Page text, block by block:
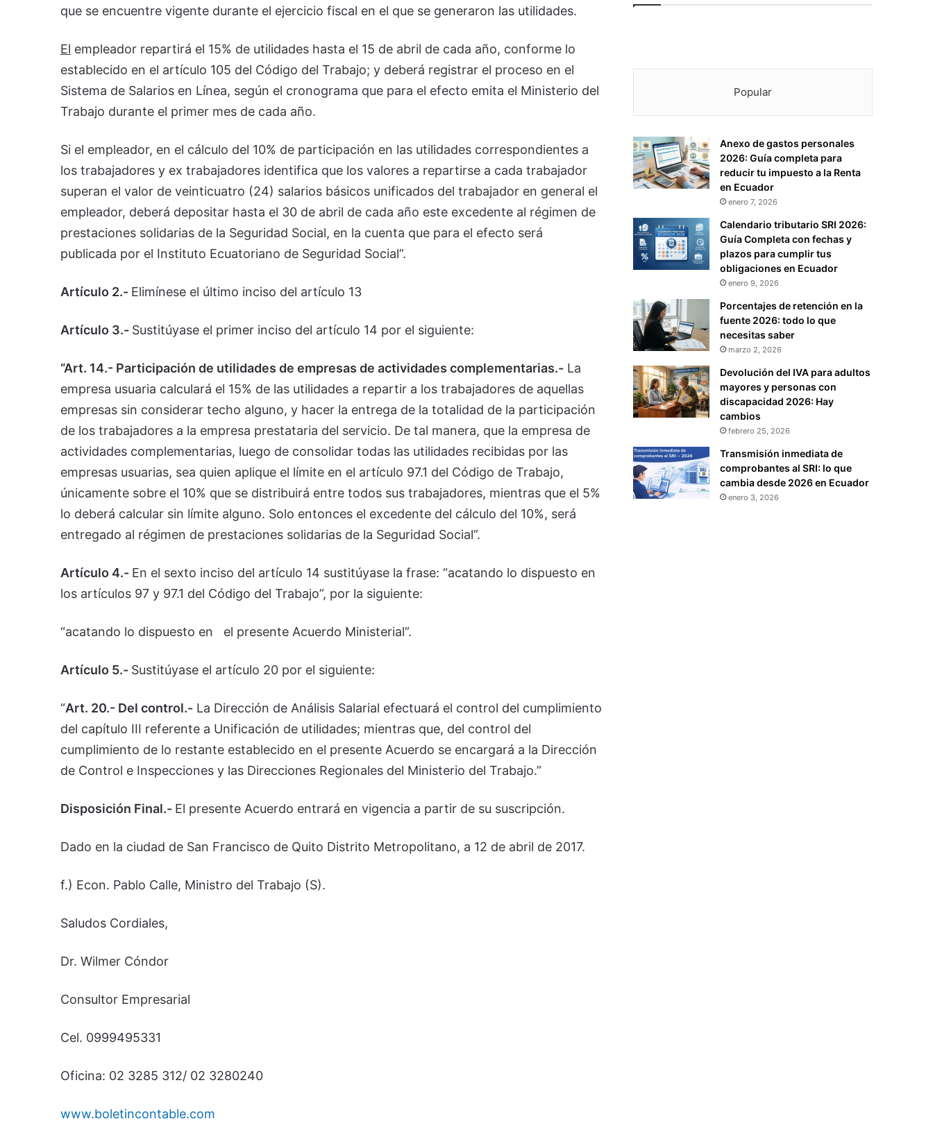
que se encuentre vigente durante el ejercicio fiscal en el que se generaron las utilidades.
El empleador repartirá el 15% de utilidades hasta el 15 de abril de cada año, conforme lo
establecido en el artículo 105 del Código del Trabajo; y deberá registrar el proceso en el
Sistema de Salarios en Línea, según el cronograma que para el efecto emita el Ministerio del
Trabajo durante el primer mes de cada año.
Si el empleador, en el cálculo del 10% de participación en las utilidades correspondientes a
los trabajadores y ex trabajadores identifica que los valores a repartirse a cada trabajador
superan el valor de veinticuatro (24) salarios básicos unificados del trabajador en general el
empleador, deberá depositar hasta el 30 de abril de cada año este excedente al régimen de
prestaciones solidarias de la Seguridad Social, en la cuenta que para el efecto será
publicada por el Instituto Ecuatoriano de Seguridad Social”.
Artículo 2.- Elimínese el último inciso del artículo 13
Artículo 3.- Sustitúyase el primer inciso del artículo 14 por el siguiente:
“Art. 14.- Participación de utilidades de empresas de actividades complementarias.- La
empresa usuaria calculará el 15% de las utilidades a repartir a los trabajadores de aquellas
empresas sin considerar techo alguno, y hacer la entrega de la totalidad de la participación
de los trabajadores a la empresa prestataria del servicio. De tal manera, que la empresa de
actividades complementarias, luego de consolidar todas las utilidades recibidas por las
empresas usuarias, sea quien aplique el límite en el artículo 97.1 del Código de Trabajo,
únicamente sobre el 10% que se distribuirá entre todos sus trabajadores, mientras que el 5%
lo deberá calcular sin límite alguno. Solo entonces el excedente del cálculo del 10%, será
entregado al régimen de prestaciones solidarias de la Seguridad Social”.
Artículo 4.- En el sexto inciso del artículo 14 sustitúyase la frase: “acatando lo dispuesto en
los artículos 97 y 97.1 del Código del Trabajo”, por la siguiente:
“acatando lo dispuesto en el presente Acuerdo Ministerial”.
Artículo 5.- Sustitúyase el artículo 20 por el siguiente:
“Art. 20.- Del control.- La Dirección de Análisis Salarial efectuará el control del cumplimiento
del capítulo III referente a Unificación de utilidades; mientras que, del control del
cumplimiento de lo restante establecido en el presente Acuerdo se encargará a la Dirección
de Control e Inspecciones y las Direcciones Regionales del Ministerio del Trabajo.”
Disposición Final.- El presente Acuerdo entrará en vigencia a partir de su suscripción.
Dado en la ciudad de San Francisco de Quito Distrito Metropolitano, a 12 de abril de 2017.
f.) Econ. Pablo Calle, Ministro del Trabajo (S).
Saludos Cordiales,
Dr. Wilmer Cóndor
Consultor Empresarial
Cel. 0999495331
Oficina: 02 3285 312/ 02 3280240
www.boletincontable.com
Popular
Anexo de gastos personales
2026: Guía completa para
reducir tu impuesto a la Renta
en Ecuador
enero 7, 2026
Calendario tributario SRI 2026:
Guía Completa con fechas y
plazos para cumplir tus
obligaciones en Ecuador
enero 9, 2026
Porcentajes de retención en la
fuente 2026: todo lo que
necesitas saber
marzo 2, 2026
Devolución del IVA para adultos
mayores y personas con
discapacidad 2026: Hay
cambios
febrero 25, 2026
Transmisión inmediata de
comprobantes al SRI: lo que
cambia desde 2026 en Ecuador
enero 3, 2026